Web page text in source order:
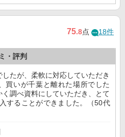
75.8点 18件
・評判
たが、柔軟に対応していただき
買いが千葉と離れた場所でした
調べ資料にしていただき、とて
することができました。（50代